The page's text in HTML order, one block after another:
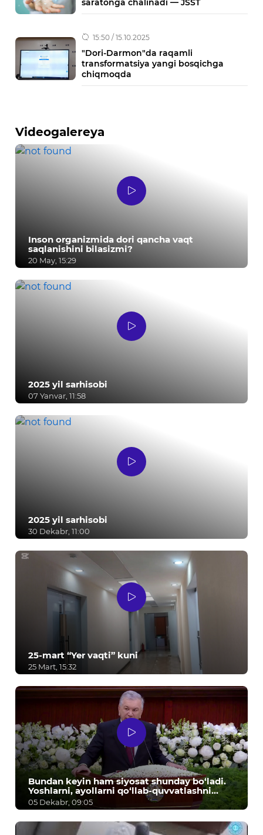
saratonga chalinadi — JSST
15:50 / 15.10.2025
"Dori-Darmon"da raqamli
transformatsiya yangi bosqichga
chiqmoqda
Videogalereya
Inson organizmida dori qancha vaqt
saqlanishini bilasizmi?
20 May, 15:29
2025 yil sarhisobi
07 Yanvar, 11:58
2025 yil sarhisobi
30 Dekabr, 11:00
25-mart “Yer vaqti” kuni
25 Mart, 15:32
Bundan keyin ham siyosat shunday bo‘ladi.
Yoshlarni, ayollarni qo‘llab-quvvatlashni
davom ettiramiz! - Sh.M. Mirziyoyev
05 Dekabr, 09:05